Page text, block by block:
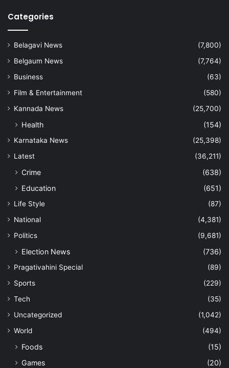
Categories
Belagavi News
(7,800)
Belgaum News
(7,764)
Business
(63)
Film & Entertainment
(580)
Kannada News
(25,700)
Health (154)
Karnataka News
(25,398)
Latest
(36,211)
Crime
(638)
Education
(651)
Life Style
(87)
National
(4,381)
Politics
(9,681)
Election News (736)
Pragativahini Special
(89)
Sports
(229)
Tech
(35)
Uncategorized
(1,042)
World
(494)
Foods
(15)
Games
(20)